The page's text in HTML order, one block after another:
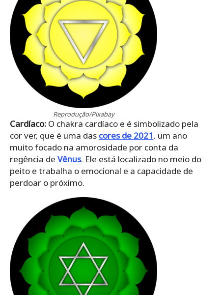
Reprodução/Pixabay
Cardíaco: O chakra cardíaco e é simbolizado pela
cor ver, que é uma das cores de 2021, um ano
muito focado na amorosidade por conta da
regência de Vênus. Ele está localizado no meio do
peito e trabalha o emocional e a capacidade de
perdoar o próximo.